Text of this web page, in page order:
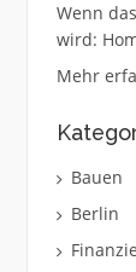
Wenn
wird:
Mehr
Bauen
Berlin